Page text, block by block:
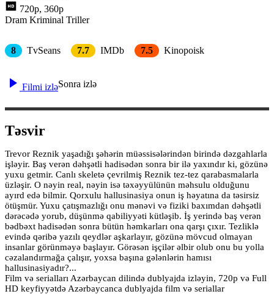
720p, 360p
Dram Kriminal Triller
8 TvSeans 7.7 IMDb 7.5 Kinopoisk
Filmi izləSonra izlə
Təsvir
Trevor Reznik yaşadığı şəhərin müəssisələrindən birində dəzgahlarla
işləyir. Baş verən dəhşətli hadisədən sonra bir ilə yaxındır ki, gözünə
yuxu getmir. Canlı skeletə çevrilmiş Reznik tez-tez qarabasmalarla
üzləşir. O nəyin real, nəyin isə təxəyyülünün məhsulu olduğunu
ayırd edə bilmir. Qorxulu hallusinasiya onun iş həyatına da təsirsiz
ötüşmür. Yuxu çatışmazlığı onu mənəvi və fiziki baxımdan dəhşətli
dərəcədə yorub, düşünmə qabiliyyəti kütləşib. İş yerində baş verən
bədbəxt hadisədən sonra bütün həmkarları ona qarşı çıxır. Tezliklə
evində qəribə yazılı qeydlər aşkarlayır, gözünə mövcud olmayan
insanlar görünməyə başlayır. Görəsən işçilər əlbir olub onu bu yolla
cəzalandırmağa çalışır, yoxsa başına gələnlərin hamısı
hallusinasiyadır?...
Film və serialları Azərbaycan dilində dublyajda izləyin, 720p və Full
HD keyfiyyətdə Azərbaycanca dublyajda film və seriallar